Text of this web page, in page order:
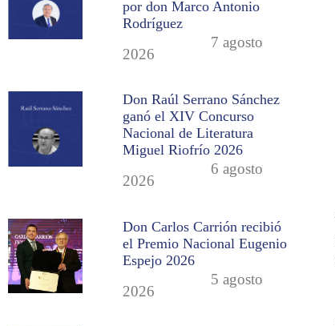
por don Marco Antonio
Rodríguez
7 agosto
2026
Don Raúl Serrano Sánchez
ganó el XIV Concurso
Nacional de Literatura
Miguel Riofrío 2026
6 agosto
2026
Don Carlos Carrión recibió
el Premio Nacional Eugenio
Espejo 2026
5 agosto
2026